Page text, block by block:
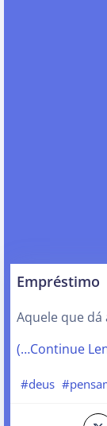
Empréstimo
Aquele que
(…Continue
#deus